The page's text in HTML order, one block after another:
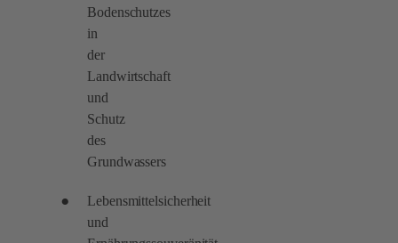
Bodenschutzes
in
der
Landwirtschaft
und
Schutz
des
Grundwassers
Lebensmittelsicherheit
und